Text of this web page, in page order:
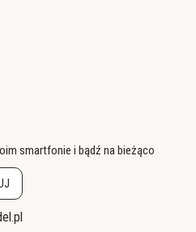
smartfonie i bądź na bieżąco